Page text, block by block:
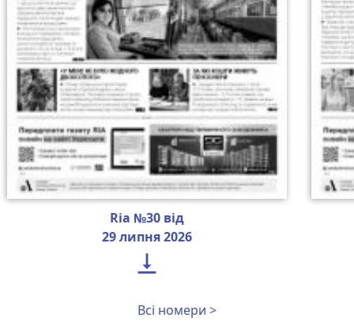
Ria №30 від
29 липня 2026

Всі номери >